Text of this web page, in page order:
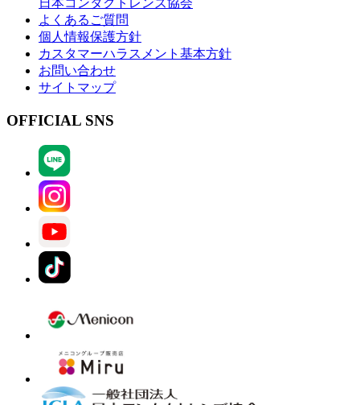
日本コンタクトレンズ協会
よくあるご質問
個人情報保護方針
カスタマーハラスメント基本方針
お問い合わせ
サイトマップ
OFFICIAL SNS